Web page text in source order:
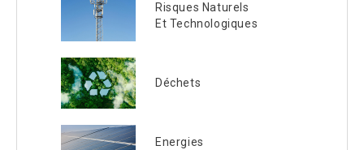
Risques Naturels
Et Technologiques
Déchets
Energies